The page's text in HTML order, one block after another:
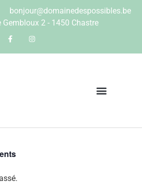
bonjour@domainedespossibles.be
Gembloux 2 - 1450 Chastre